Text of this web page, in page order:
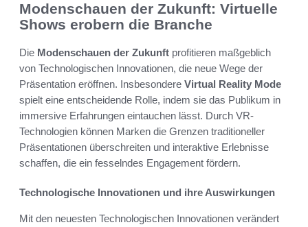
Modenschauen der Zukunft: Virtuelle
Shows erobern die Branche
Die Modenschauen der Zukunft profitieren maßgeblich
von Technologischen Innovationen, die neue Wege der
Präsentation eröffnen. Insbesondere Virtual Reality Mode
spielt eine entscheidende Rolle, indem sie das Publikum in
immersive Erfahrungen eintauchen lässt. Durch VR-
Technologien können Marken die Grenzen traditioneller
Präsentationen überschreiten und interaktive Erlebnisse
schaffen, die ein fesselndes Engagement fördern.
Technologische Innovationen und ihre Auswirkungen
Mit den neuesten Technologischen Innovationen verändert